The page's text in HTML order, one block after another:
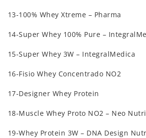
13-100% Whey Xtreme – Pharma
14-Super Whey 100% Pure –
15-Super Whey 3W – IntegralMedica
16-Fisio Whey Concentrado NO2
17-Designer Whey Protein
18-Muscle Whey Proto NO2 – Neo Nutri
19-Whey Protein 3W – DNA Design